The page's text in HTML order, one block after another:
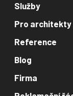
Služby
Pro architekty
Reference
Blog
Firma